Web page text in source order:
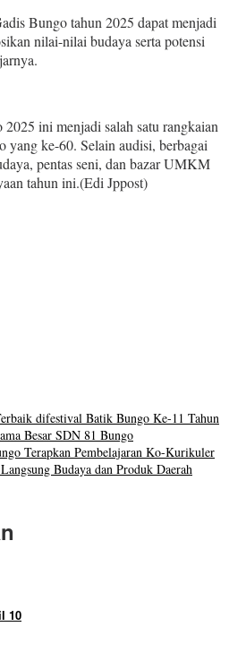
Bungo tahun 2025 dapat menjadi
nilai-nilai budaya serta potensi
ini menjadi salah satu rangkaian
ke-60. Selain audisi, berbagai
pentas seni, dan bazar UMKM
tahun ini.(Edi Jppost)
difestival Batik Bungo Ke-11 Tahun
Besar SDN 81 Bungo
Terapkan Pembelajaran Ko-Kurikuler
Budaya dan Produk Daerah
10